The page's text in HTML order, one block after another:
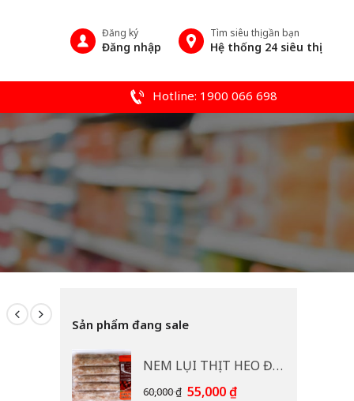
Đăng ký
Đăng nhập
Tìm siêu thị gần bạn
Hệ thống 24 siêu thị
Hotline: 1900 066 698
Sản phẩm đang sale
NEM LỤI THỊT HEO ĐB CP 400G
60,000₫ Giá
55,000₫Giá